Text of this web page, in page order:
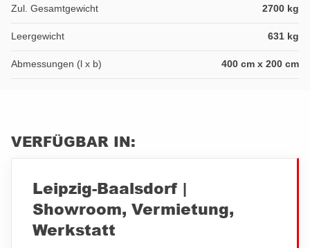
Zul. Gesamtgewicht 2700 kg
Leergewicht 631 kg
Abmessungen (l x b) 400 cm x 200 cm
VERFÜGBAR IN:
Leipzig-Baalsdorf |
Showroom, Vermietung,
Werkstatt